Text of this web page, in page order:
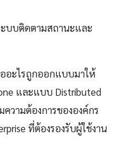
บบติดตามสถานะและ
อะไรถูกออกแบบมาให้
และแบบ Distributed
ความต้องการขององค์กร
ที่ต้องรองรับผู้ใช้งาน